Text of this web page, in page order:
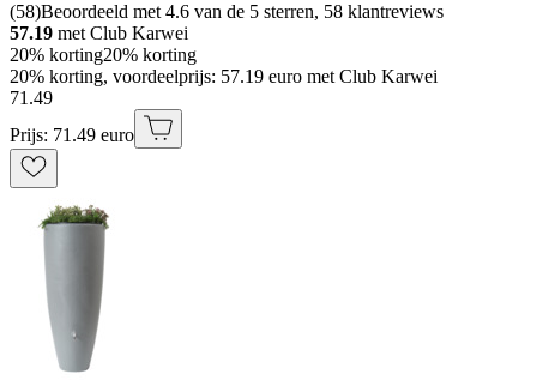
(58)Beoordeeld met 4.6 van de 5 sterren, 58 klantreviews
57.19 met Club Karwei
20% korting20% korting
20% korting, voordeelprijs: 57.19 euro met Club Karwei
71.49
Prijs: 71.49 euro